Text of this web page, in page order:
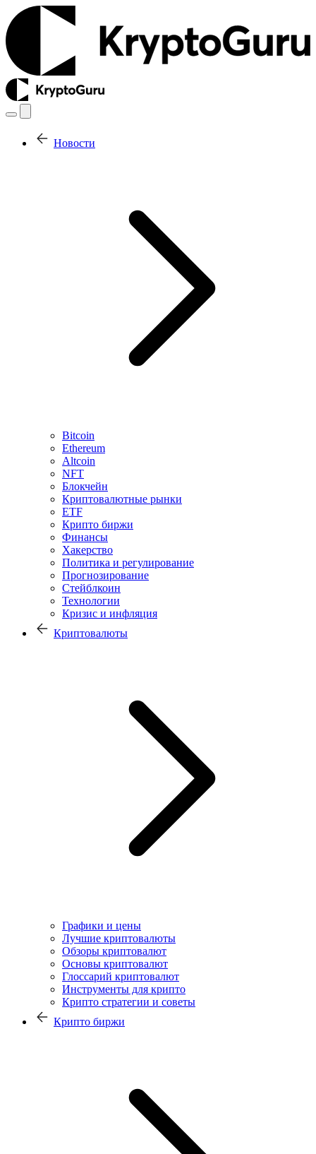
Новости
Bitcoin
Ethereum
Altcoin
NFT
Блокчейн
Криптовалютные рынки
ETF
Крипто биржи
Финансы
Хакерство
Политика и регулирование
Прогнозирование
Стейблкоин
Технологии
Кризис и инфляция
Криптовалюты
Графики и цены
Лучшие криптовалюты
Обзоры криптовалют
Основы криптовалют
Глоссарий криптовалют
Инструменты для крипто
Крипто стратегии и советы
Крипто биржи